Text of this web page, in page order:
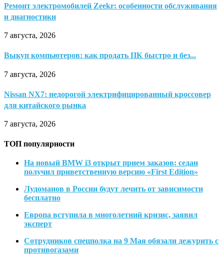
Ремонт электромобилей Zeekr: особенности обслуживания
и диагностики
7 августа, 2026
Выкуп компьютеров: как продать ПК быстро и без...
7 августа, 2026
Nissan NX7: недорогой электрифицированный кроссовер
для китайского рынка
7 августа, 2026
ТОП популярности
На новый BMW i3 открыт прием заказов: седан
получил приветственную версию «First Edition»
Лудоманов в России будут лечить от зависимости
бесплатно
Европа вступила в многолетний кризис, заявил
эксперт
Сотрудников спецполка на 9 Мая обязали дежурить с
противогазами